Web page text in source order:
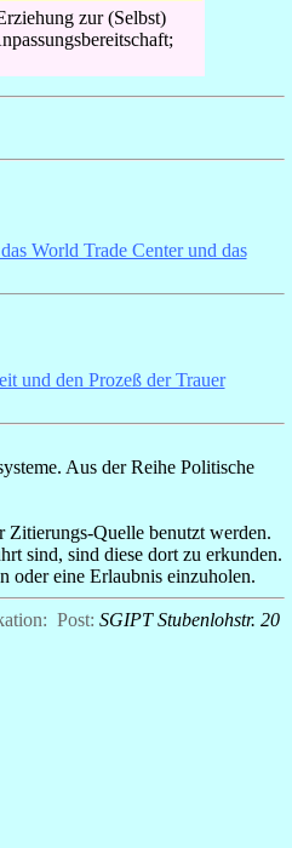
zur (Selbst)
World Trade Center und das
und den Prozeß der Trauer
Aus der Reihe Politische
Quelle benutzt werden.
sind, sind diese dort zu erkunden.
oder eine Erlaubnis einzuholen.
Post: SGIPT Stubenlohstr. 20